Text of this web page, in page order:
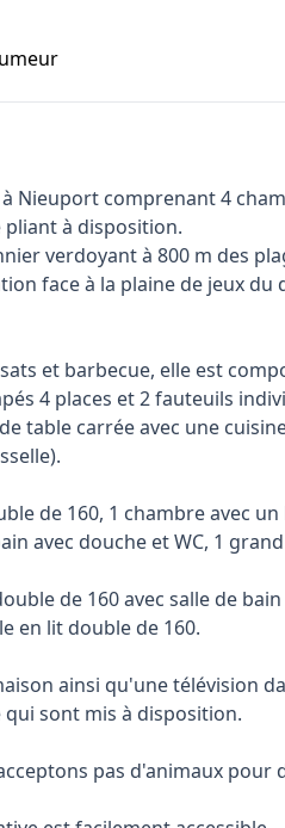
Nieuport comprenant 4
pliant à disposition.
verdoyant à 800 m des
face à la plaine de jeux
et barbecue, elle est
4 places et 2 fauteuils
table carrée avec une
de 160, 1 chambre avec
avec douche et WC, 1
de 160 avec salle de
en lit double de 160.
ainsi qu'une télévision
sont mis à disposition.
pas d'animaux pour